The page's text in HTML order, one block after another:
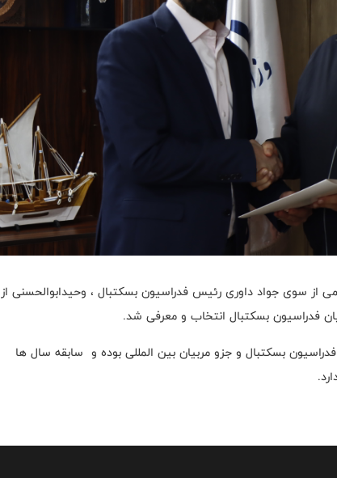
از سوی جواد داوری رئیس فدراسیون بسکتبال ، وحیدابوالحسنی از
فدراسیون بسکتبال انتخاب و معرفی شد.
بسکتبال و جزو مربیان بین المللی بوده و سابقه سال ها